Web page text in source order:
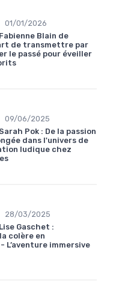
01/01/2026
Blain de
de transmettre par
le passé pour éveiller
09/06/2025
Pok : De la passion
dans l'univers de
ludique chez
28/03/2025
Gaschet :
colère en
L’aventure immersive